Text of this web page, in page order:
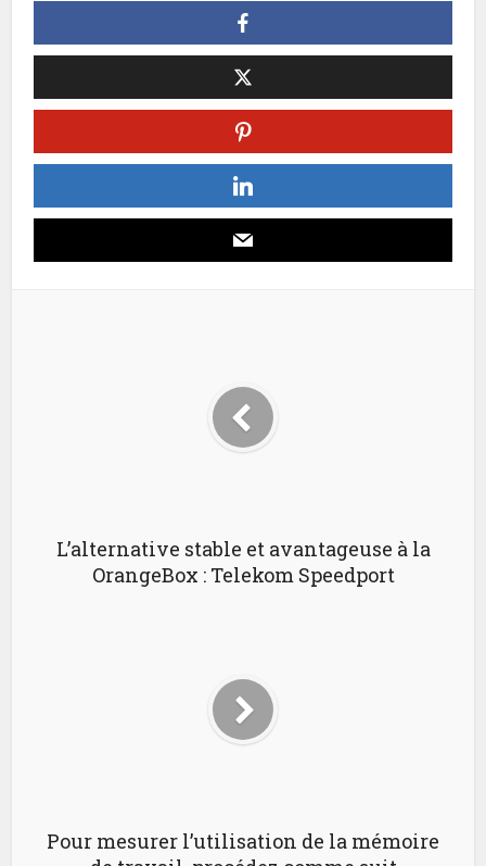
L’alternative stable et avantageuse à la
OrangeBox : Telekom Speedport
Pour mesurer l’utilisation de la mémoire